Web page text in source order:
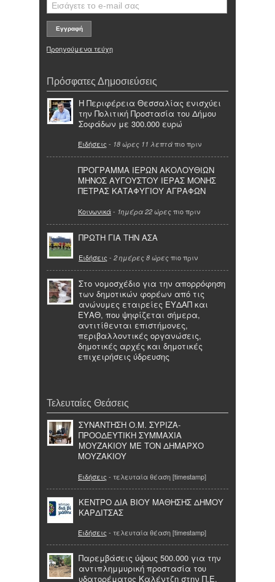
Προηγούμενα τεύχη
Πρόσφατες Δημοσιεύσεις
Η Περιφέρεια Θεσσαλίας ενισχύει
την Πολιτική Προστασία του Δήμου
Σοφάδων με 300.000 ευρώ
Ειδήσεις - 18 ώρες 11 λεπτά πιο πριν
ΠΡΟΓΡΑΜΜΑ ΙΕΡΩΝ ΑΚΟΛΟΥΘΙΩΝ
ΜΗΝΟΣ ΑΥΓΟΥΣΤΟΥ ΙΕΡΑΣ ΜΟΝΗΣ
ΠΕΤΡΑΣ ΚΑΤΑΦΥΓΙΟΥ ΑΓΡΑΦΩΝ
Κοινωνικά- 1ημέρα 22 ώρες πιο πριν
ΠΡΩΤΗ ΓΙΑ ΤΗΝ ΑΣΑ
Ειδήσεις - 2 ημέρες 8 ώρες πιο πριν
Στο νομοσχέδιο για την απορρόφηση
των δημοτικών φορέων από τις
ανώνυμες εταιρείες ΕΥΔΑΠ και
ΕΥΑΘ, που ψηφίζεται σήμερα,
αντιτίθενται επιστήμονες,
περιβαλλοντικές οργανώσεις,
δημοτικές αρχές και δημοτικές
επιχειρήσεις ύδρευσης
Τελευταίες Θεάσεις
ΣΥΝΆΝΤΗΣΗ Ο.Μ. ΣΥΡΙΖΑ-
ΠΡΟΟΔΕΥΤΙΚΗ ΣΥΜΜΑΧΙΑ
ΜΟΥΖΑΚΙΟΥ ΜΕ ΤΟΝ ΔΗΜΑΡΧΟ
ΜΟΥΖΑΚΙΟΥ
Ειδήσεις - τελευταία θέαση [timestamp]
ΚΕΝΤΡΟ ΔΙΑ ΒΙΟΥ ΜΑΘΗΣΗΣ ΔΗΜΟΥ
ΚΑΡΔΙΤΣΑΣ
Ειδήσεις - τελευταία θέαση [timestamp]
Παρεμβάσεις ύψους 500.000 για την
αντιπλημμυρική προστασία του
υδατορέματος Καλέντζη στην Π.Ε.